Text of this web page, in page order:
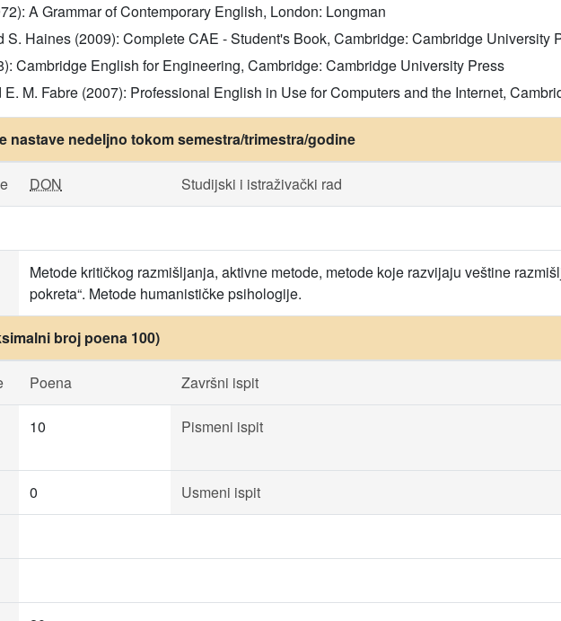
A Grammar of Contemporary English, London: Longman
S. Haines (2009): Complete CAE - Student's Book, Cambridge: Cambridge University
Cambridge English for Engineering, Cambridge: Cambridge University Press
E. M. Fabre (2007): Professional English in Use for Computers and the Internet,
nastave nedeljno tokom semestra/trimestra/godine
DON Studijski i istraživački rad
Metode kritičkog razmišljanja, aktivne metode, metode koje razvijaju veštine
pokreta“. Metode humanističke psihologije.
broj poena 100)
Poena Završni ispit
10 Pismeni ispit
0 Usmeni ispit